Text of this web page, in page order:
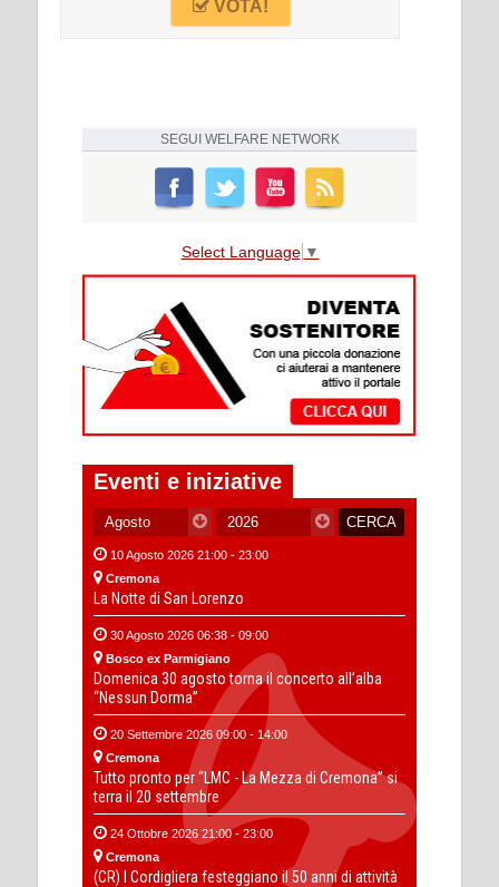
VOTA!
SEGUI WELFARE NETWORK
Select Language ▼
Eventi e iniziative
10 Agosto 2026 21:00 - 23:00
Cremona
La Notte di San Lorenzo
30 Agosto 2026 06:38 - 09:00
Bosco ex Parmigiano
Domenica 30 agosto torna il concerto all’alba
“Nessun Dorma”
20 Settembre 2026 09:00 - 14:00
Cremona
Tutto pronto per “LMC - La Mezza di Cremona” si
terra il 20 settembre
24 Ottobre 2026 21:00 - 23:00
Cremona
(CR) I Cordigliera festeggiano il 50 anni di attività